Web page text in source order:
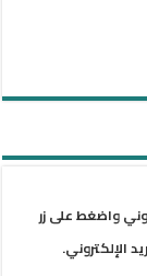
واضغط على زر
الإلكتروني.